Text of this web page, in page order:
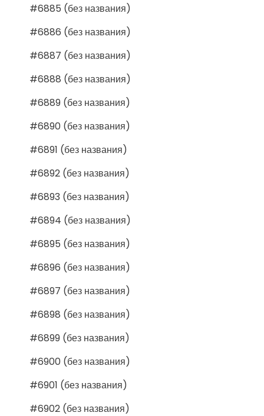
#6885 (без названия)
#6886 (без названия)
#6887 (без названия)
#6888 (без названия)
#6889 (без названия)
#6890 (без названия)
#6891 (без названия)
#6892 (без названия)
#6893 (без названия)
#6894 (без названия)
#6895 (без названия)
#6896 (без названия)
#6897 (без названия)
#6898 (без названия)
#6899 (без названия)
#6900 (без названия)
#6901 (без названия)
#6902 (без названия)